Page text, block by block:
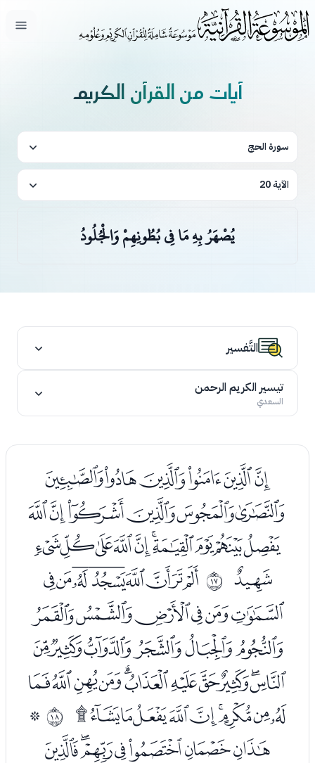
فتح
آيات من القرآن الكريم
سورة الحج
الآية 20
يُصْهَرُ بِهِ مَا فِي بُطُونِهِمْ وَالْجُلُودُ
التَّفسير
تيسير الكريم الرحمن
السعدي
ﭛﭜﭝﭞﭟﭠ
ﭡﭢﭣﭤﭥﭦ
ﭧﭨﭩﭪﭫﭬﭭﭮﭯﭰ
ﭱ ﰐ ﭳﭴﭵﭶﭷﭸﭹﭺ
ﭻﭼﭽﭾﭿﮀ
ﮁﮂﮃﮄﮅﮆ
ﮇﮈﮉﮊﮋﮌﮍﮎﮏﮐﮑ
ﮒﮓﮔﮕﮖﮗﮘﮙﮚﮛ ﰑﮝ
ﮞﮟﮠﮡﮢﮣﮤ